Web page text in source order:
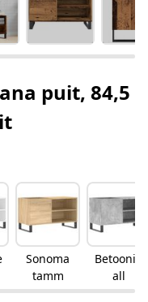
puit, 84,5
Sonoma
tamm
Betoonih
all